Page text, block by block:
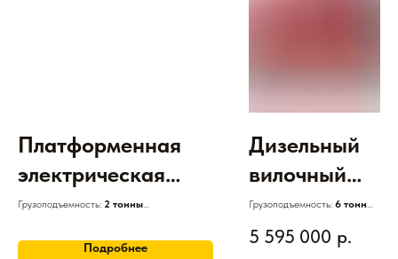
Платформенная
электрическая
тележка JAC
Грузоподъемность: 2 тонны
3 годаПодробнее
Дизельный
вилочный
погрузчик JAC
CPCD 60 с
Грузоподъемность: 6 тонн
Высота подъема: 3м
5 595 000 р.